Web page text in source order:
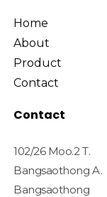
Home
About
Product
Contact
Contact
102/26 Moo.2 T.
Bangsaothong A.
Bangsaothong